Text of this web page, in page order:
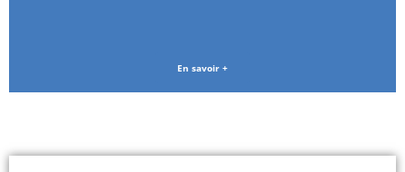
En savoir +